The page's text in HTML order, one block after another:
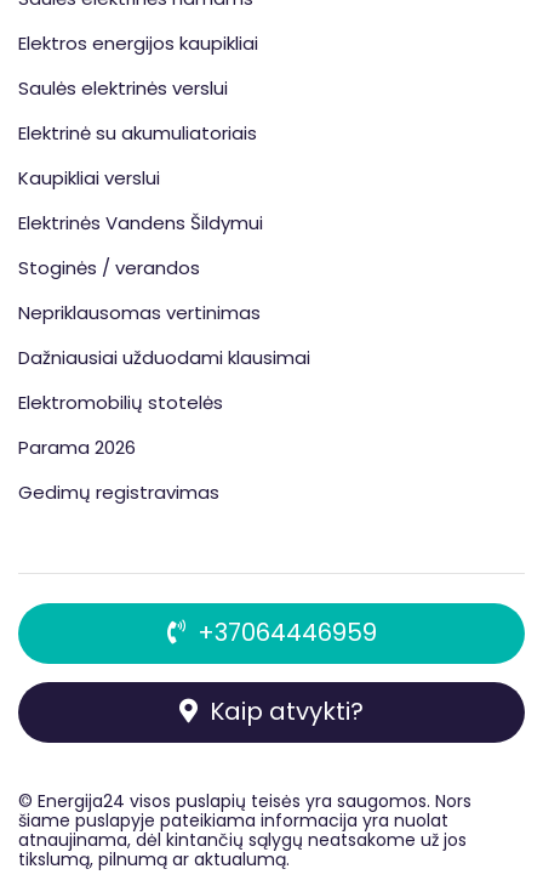
Elektros energijos kaupikliai
Saulės elektrinės verslui
Elektrinė su akumuliatoriais
Kaupikliai verslui
Elektrinės Vandens Šildymui
Stoginės / verandos
Nepriklausomas vertinimas
Dažniausiai užduodami klausimai
Elektromobilių stotelės
Parama 2026
Gedimų registravimas
+37064446959
Kaip atvykti?
© Energija24 visos puslapių teisės yra saugomos. Nors
šiame puslapyje pateikiama informacija yra nuolat
atnaujinama, dėl kintančių sąlygų neatsakome už jos
tikslumą, pilnumą ar aktualumą.